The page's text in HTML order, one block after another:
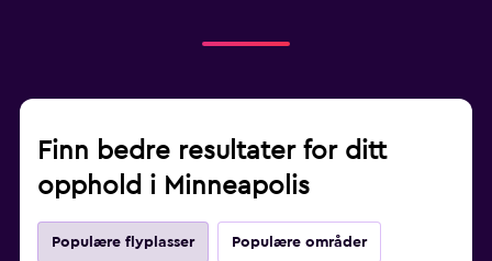
Finn bedre resultater for ditt
opphold i Minneapolis
Populære flyplasser Populære områder